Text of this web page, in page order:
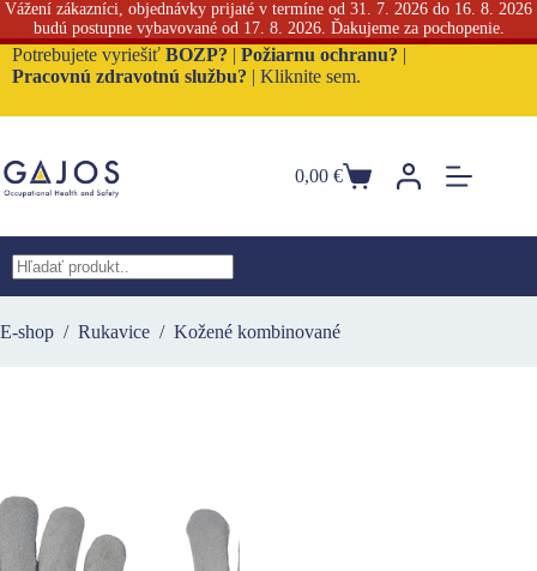
Vážení zákazníci, objednávky prijaté v termíne od 31. 7. 2026 do 16. 8. 2026
budú postupne vybavované od 17. 8. 2026. Ďakujeme za pochopenie.
Skip
to
Potrebujete vyriešiť BOZP? | Požiarnu ochranu? |
Pracovnú zdravotnú službu? | Kliknite sem.
Nákupný
0,00€
E-shop / Rukavice / Kožené kombinované